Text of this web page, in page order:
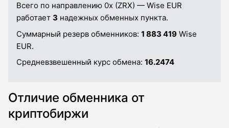
Всего по направлению 0x (ZRX) — Wise EUR
работает 3 надежных обменных пункта.
Суммарный резерв обменников: 1 883 419 Wise
EUR.
Средневзвешенный курс обмена: 16.2474
Отличие обменника от
криптобиржи